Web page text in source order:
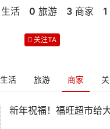
生活 0 旅游 3 商家 1
关注TA
生活 旅游 商家
新年祝福！福旺超市给